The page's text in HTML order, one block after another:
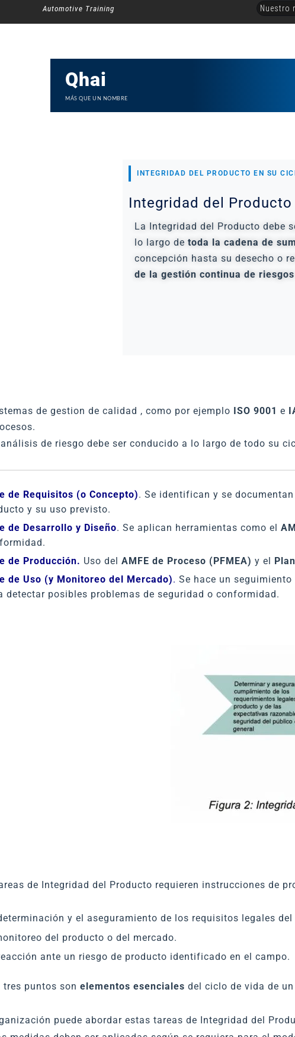
al
Automotive Training Nuestro
Qhai
MÁS QUE UN NOMBRE
INTEGRIDAD DEL PRODUCTO EN SU
Integridad del Producto
La Integridad del Producto debe
lo largo de toda la cadena de
concepción hasta su desecho o
de la gestión continua de riesgos
de gestion de calidad , como por ejemplo ISO 9001 e
de riesgo debe ser conducido a lo largo de todo su
de Requisitos (o Concepto). Se identifican y se
y su uso previsto.
de Desarrollo y Diseño. Se aplican herramientas como el
de Producción. Uso del AMFE de Proceso (PFMEA) y el
de Uso (y Monitoreo del Mercado). Se hace un
detectar posibles problemas de seguridad o conformidad.
de Integridad del Producto requieren instrucciones de
y el aseguramiento de los requisitos legales
del producto o del mercado.
ante un riesgo de producto identificado en el campo.
tres puntos son elementos esenciales del ciclo de vida de
puede abordar estas tareas de Integridad del